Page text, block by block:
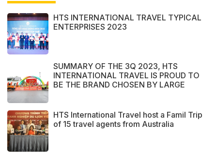
HTS INTERNATIONAL TRAVEL TYPICAL
ENTERPRISES 2023
SUMMARY OF THE 3Q 2023, HTS
INTERNATIONAL TRAVEL IS PROUD TO
BE THE BRAND CHOSEN BY LARGE
HTS International Travel host a Famil Trip
of 15 travel agents from Australia